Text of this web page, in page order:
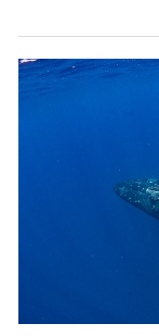
が本ツアーに
た場合には、
ダイビングの
案内となる場
ねますので、
験については
る方は事前に
7.器材やスーツの
ホエールスイ
ルをご希望の